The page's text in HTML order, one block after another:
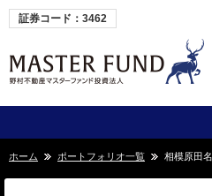
証券コード：3462
ホーム ポートフォリオ一覧 相模原田